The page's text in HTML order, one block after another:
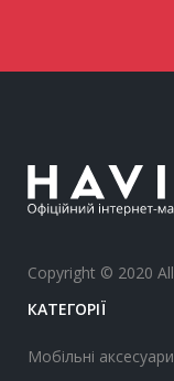
Copyright © 2020
КАТЕГОРІЇ
Мобільні аксесуари